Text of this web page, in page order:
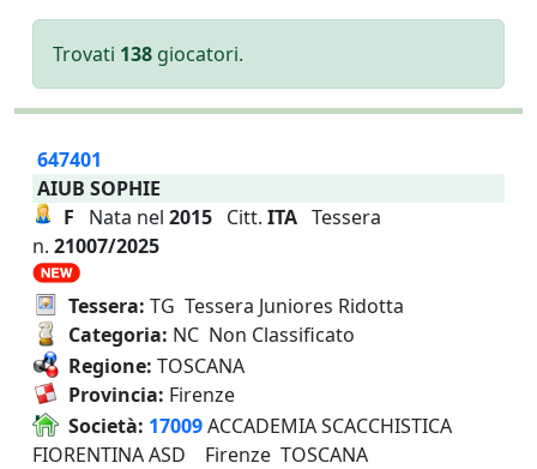
Trovati 138 giocatori.
647401
AIUB SOPHIE
F Nata nel 2015 Citt. ITA Tessera
n. 21007/2025
Tessera: TG Tessera Juniores Ridotta
Categoria: NC Non Classificato
Regione: TOSCANA
Provincia: Firenze
Società: 17009ACCADEMIA SCACCHISTICA
FIORENTINA ASD Firenze TOSCANA